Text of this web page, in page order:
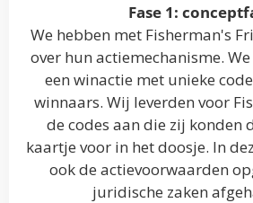
Fase 1:
We hebben met Fisherman's
over hun actiemechanisme.
een winactie met unieke
winnaars. Wij leverden voor
de codes aan die zij konden
kaartje voor in het doosje. In
ook de actievoorwaarden
juridische zaken